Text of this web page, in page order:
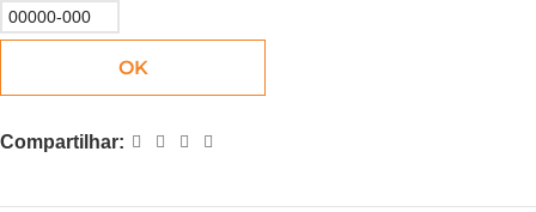
OK
Compartilhar: